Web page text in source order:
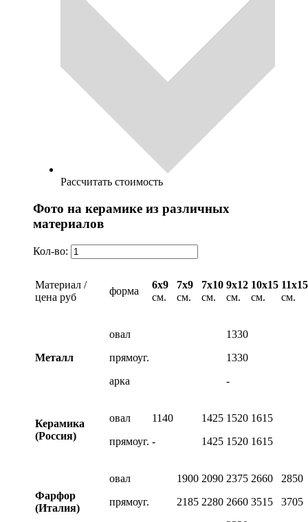
Рассчитать стоимость
Фото на керамике из различных
материалов
Кол-во:
Материал /
цена руб
форма
6х9
см.
7х9
см.
7х10
см.
9х12
см.
10х15
см.
11х15
см.
Металл
овал
прямоуг.
арка
1330
1330
-
Керамика
(Россия)
овал
прямоуг.
1140
-
1425
1425
1520
1520
1615
1615
Фарфор
(Италия)
овал
прямоуг.
1900
2185
2090
2280
2375
2660
2660
3515
2850
3705